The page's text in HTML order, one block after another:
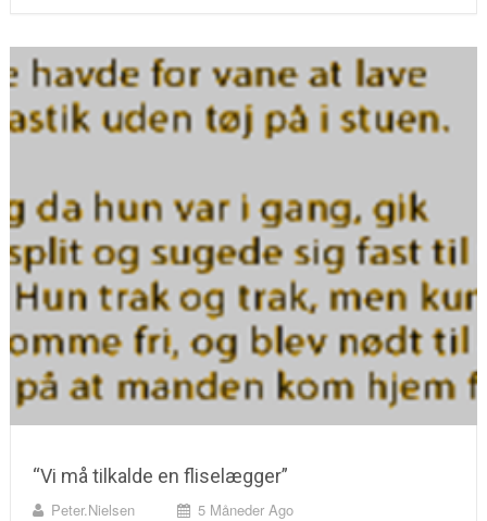
“Vi må tilkalde en fliselægger”
Peter.nielsen 5 Måneder Ago